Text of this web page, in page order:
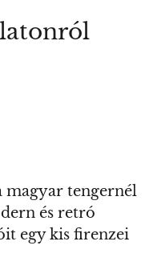
magyar tengernél
és retró
egy kis firenzei